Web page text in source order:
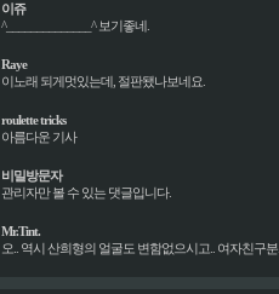
이쥬
^______________^ 보기좋네.
Raye
이노래 되게멋있는데, 절판됐나보네요.
roulette tricks
아름다운 기사
비밀방문자
관리자만 볼 수 있는 댓글입니다.
Mr.Tint.
오.. 역시 산희형의 얼굴도 변함없으시고.. 여자친구분...